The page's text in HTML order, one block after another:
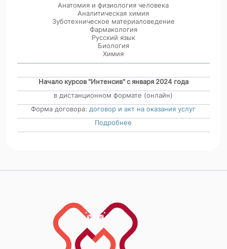
Анатомия и физиология человека
Аналитическая химия
Зуботехническое материаловедение
Фармакология
Русский язык
Биология
Химия
Начало курсов "Интенсив"с января 2024 года
в дистанционном формате (онлайн)
Форма договора: договор и акт на оказания услуг
Подробнее